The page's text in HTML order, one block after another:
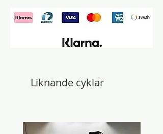
Liknande cyklar